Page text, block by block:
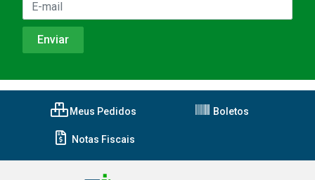
Meus Pedidos Boletos
Notas Fiscais